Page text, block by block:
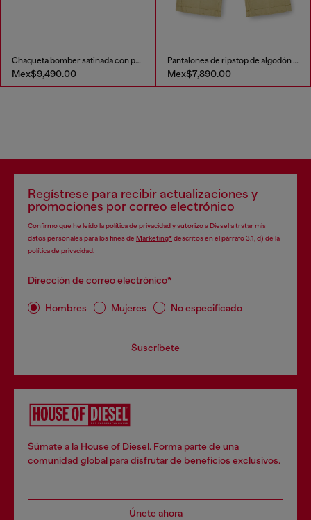
Chaqueta bomber satinada con patches
Mex$9,490.00
Pantalones de ripstop de algodón con hebillas laterales
Mex$7,890.00
Regístrese para recibir actualizaciones y
promociones por correo electrónico
Confirmo que he leído lapolítica de privacidady autorizo a Diesel a tratar mis
datos personales para los fines de Marketing*descritos en el párrafo 3.1, d) de la
política de privacidad.
Dirección de correo electrónico*
Hombres Mujeres No especificado
Suscríbete
Súmate a la House of Diesel. Forma parte de una
comunidad global para disfrutar de beneficios exclusivos.
Únete ahora